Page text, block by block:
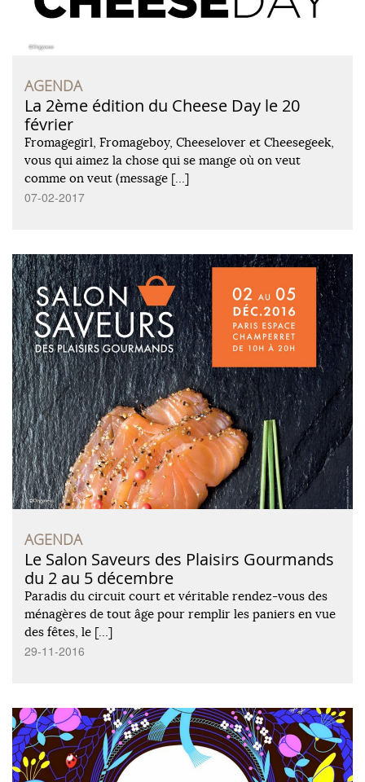
AGENDA
La 2ème édition du Cheese Day le 20
février
Fromagegirl, Fromageboy, Cheeselover et Cheesegeek,
vous qui aimez la chose qui se mange où on veut
comme on veut (message […]
07-02-2017
AGENDA
Le Salon Saveurs des Plaisirs Gourmands
du 2 au 5 décembre
Paradis du circuit court et véritable rendez-vous des
ménagères de tout âge pour remplir les paniers en vue
des fêtes, le […]
29-11-2016